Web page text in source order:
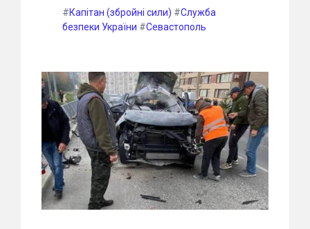
#Капітан (збройні сили) #Служба
безпеки України #Севастополь